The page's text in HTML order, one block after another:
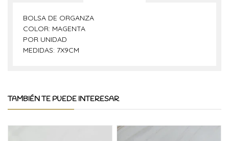
BOLSA DE ORGANZA
COLOR: MAGENTA
POR UNIDAD
MEDIDAS: 7X9CM
TAMBIÉN TE PUEDE INTERESAR